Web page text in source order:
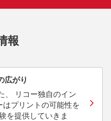
報
広がり
、 リコー独自のイン
はプリントの可能性を
を提供していきま